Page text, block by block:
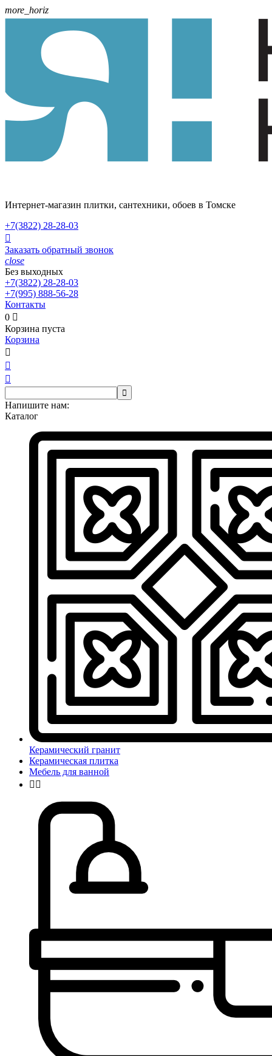
more_horiz
Интернет-магазин плитки, сантехники, обоев в Томске
+7(3822) 28-28-03

Заказать обратный звонок
close
Без выходных
+7(3822) 28-28-03
+7(995) 888-56-28
Контакты
0 
Корзина пуста
Корзина




Напишите нам:
Каталог
Керамический гранит
Керамическая плитка
Мебель для ванной
 